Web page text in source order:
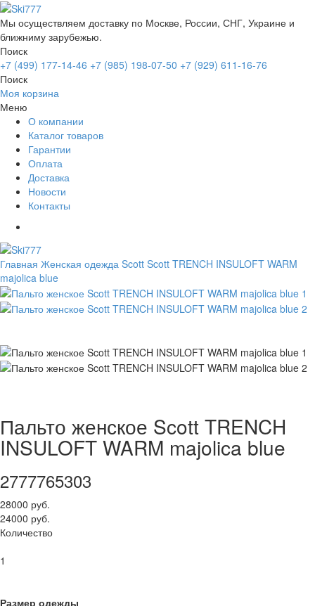
Мы осуществляем доставку по Москве, России, СНГ, Украине и
ближниму зарубежью.
Поиск
+7 (499) 177-14-46 +7 (985) 198-07-50 +7 (929) 611-16-76
Поиск
Моя корзина
Меню
О компании
Каталог товаров
Гарантии
Оплата
Доставка
Новости
Контакты
Главная Женская одежда Scott Scott TRENCH INSULOFT WARM
majolica blue
Пальто женское Scott TRENCH
INSULOFT WARM majolica blue
2777765303
28000 руб.
24000 руб.
Количество
1
Размер одежды